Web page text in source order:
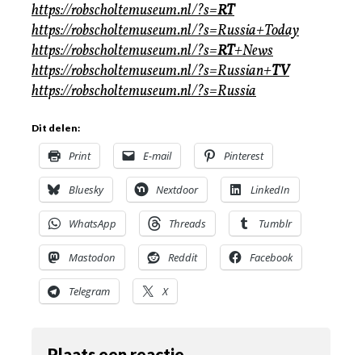
https://robscholtemuseum.nl/?s=RT
https://robscholtemuseum.nl/?s=Russia+Today
https://robscholtemuseum.nl/?s=RT+News
https://robscholtemuseum.nl/?s=Russian+TV
https://robscholtemuseum.nl/?s=Russia
Dit delen:
Print E-mail Pinterest
Bluesky Nextdoor LinkedIn
WhatsApp Threads Tumblr
Mastodon Reddit Facebook
Telegram X